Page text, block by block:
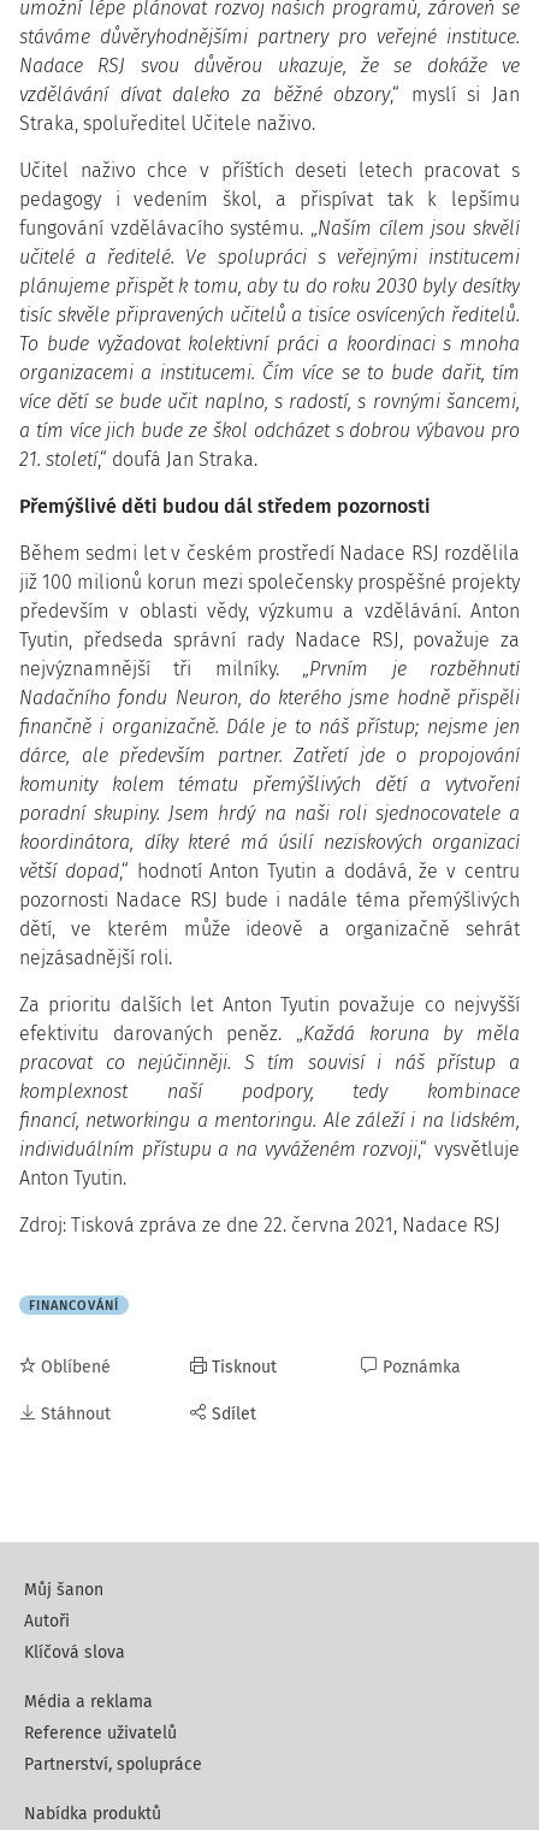
umožní lépe plánovat rozvoj našich programů, zároveň se
stáváme důvěryhodnějšími partnery pro veřejné instituce.
Nadace RSJ svou důvěrou ukazuje, že se dokáže ve
vzdělávání dívat daleko za běžné obzory,“ myslí si Jan
Straka, spoluředitel Učitele naživo.
Učitel naživo chce v příštích deseti letech pracovat s
pedagogy i vedením škol, a přispívat tak k lepšímu
fungování vzdělávacího systému. „Naším cílem jsou skvělí
učitelé a ředitelé. Ve spolupráci s veřejnými institucemi
plánujeme přispět k tomu, aby tu do roku 2030 byly desítky
tisíc skvěle připravených učitelů a tisíce osvícených ředitelů.
To bude vyžadovat kolektivní práci a koordinaci s mnoha
organizacemi a institucemi. Čím více se to bude dařit, tím
více dětí se bude učit naplno, s radostí, s rovnými šancemi,
a tím více jich bude ze škol odcházet s dobrou výbavou pro
21. století,“ doufá Jan Straka.
Přemýšlivé děti budou dál středem pozornosti
Během sedmi let v českém prostředí Nadace RSJ rozdělila
již 100 milionů korun mezi společensky prospěšné projekty
především v oblasti vědy, výzkumu a vzdělávání. Anton
Tyutin, předseda správní rady Nadace RSJ, považuje za
nejvýznamnější tři milníky. „Prvním je rozběhnutí
Nadačního fondu Neuron, do kterého jsme hodně přispěli
finančně i organizačně. Dále je to náš přístup; nejsme jen
dárce, ale především partner. Zatřetí jde o propojování
komunity kolem tématu přemýšlivých dětí a vytvoření
poradní skupiny. Jsem hrdý na naši roli sjednocovatele a
koordinátora, díky které má úsilí neziskových organizací
větší dopad,“ hodnotí Anton Tyutin a dodává, že v centru
pozornosti Nadace RSJ bude i nadále téma přemýšlivých
dětí, ve kterém může ideově a organizačně sehrát
nejzásadnější roli.
Za prioritu dalších let Anton Tyutin považuje co nejvyšší
efektivitu darovaných peněz. „Každá koruna by měla
pracovat co nejúčinněji. S tím souvisí i náš přístup a
komplexnost naší podpory, tedy kombinace
financí, networkingu a mentoringu. Ale záleží i na lidském,
individuálním přístupu a na vyváženém rozvoji,“ vysvětluje
Anton Tyutin.
Zdroj: Tisková zpráva ze dne 22. června 2021, Nadace RSJ
FINANCOVÁNÍ
Oblíbené
Stáhnout
Tisknout
Sdílet
Poznámka
Můj šanon
Autoři
Klíčová slova
Média a reklama
Reference uživatelů
Partnerství, spolupráce
Nabídka produktů